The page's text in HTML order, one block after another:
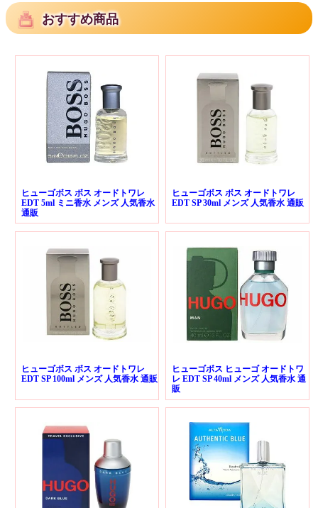
おすすめ商品
ヒューゴボス ボス オードトワレ
EDT 5ml ミニ香水 メンズ 人気香水
通販
ヒューゴボス ボス オードトワレ
EDT SP 30ml メンズ 人気香水 通販
ヒューゴボス ボス オードトワレ
EDT SP 100ml メンズ 人気香水 通販
ヒューゴボス ヒューゴ オードトワ
レ EDT SP 40ml メンズ 人気香水 通
販